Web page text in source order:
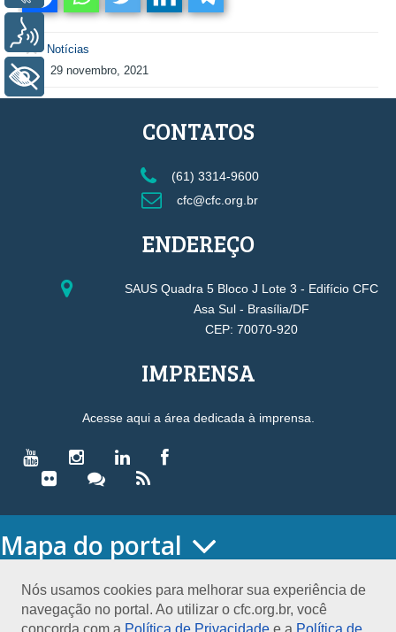
Notícias
29 novembro, 2021
Nós usamos cookies para melhorar sua experiência de
navegação no portal. Ao utilizar o cfc.org.br, você
concorda com a Política de Privacidade e a Política de
CONTATOS
(61) 3314-9600
cfc@cfc.org.br
ENDEREÇO
SAUS Quadra 5 Bloco J Lote 3 - Edifício CFC
Asa Sul - Brasília/DF
CEP: 70070-920
IMPRENSA
Acesse aqui a área dedicada à imprensa.
Mapa do portal
O CONSELHO
Conselho Diretor
+ Acessibilidade